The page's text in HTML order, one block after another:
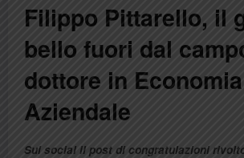
Filippo Pittarello, il
bello fuori dal
dottore in Economia
Aziendale
Sui social il post di congratulazioni